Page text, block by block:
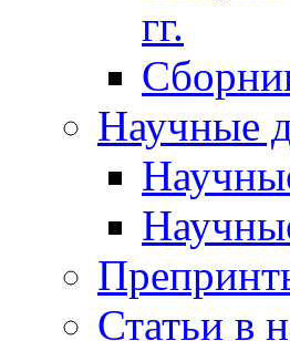
гг.
Научные
Статьи в